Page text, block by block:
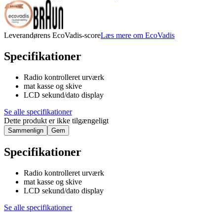
Leverandørens EcoVadis-scoreLæs mere om EcoVadis
Specifikationer
Radio kontrolleret urværk
mat kasse og skive
LCD sekund/dato display
Se alle specifikationer
Dette produkt er ikke tilgængeligt
Sammenlign Gem
Specifikationer
Radio kontrolleret urværk
mat kasse og skive
LCD sekund/dato display
Se alle specifikationer